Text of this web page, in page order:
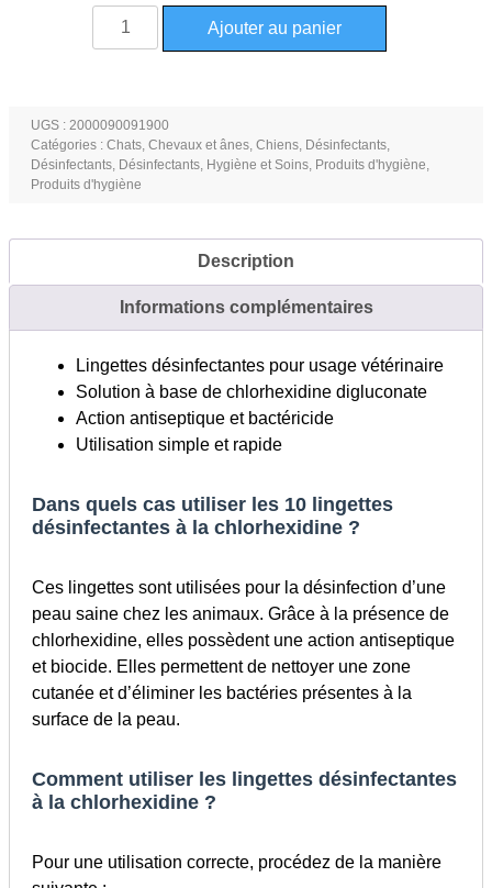
quantité
de
à
la
chlorhexidine
Ajouter au panier
UGS : 2000090091900
Catégories : Chats, Chevaux et ânes, Chiens, Désinfectants,
Désinfectants, Désinfectants, Hygiène et Soins, Produits d'hygiène,
Produits d'hygiène
Description
Informations complémentaires
Lingettes désinfectantes pour usage vétérinaire
Solution à base de chlorhexidine digluconate
Action antiseptique et bactéricide
Utilisation simple et rapide
Dans quels cas utiliser les 10 lingettes
désinfectantes à la chlorhexidine ?
Ces lingettes sont utilisées pour la désinfection d’une
peau saine chez les animaux. Grâce à la présence de
chlorhexidine, elles possèdent une action antiseptique
et biocide. Elles permettent de nettoyer une zone
cutanée et d’éliminer les bactéries présentes à la
surface de la peau.
Comment utiliser les lingettes désinfectantes
à la chlorhexidine ?
Pour une utilisation correcte, procédez de la manière